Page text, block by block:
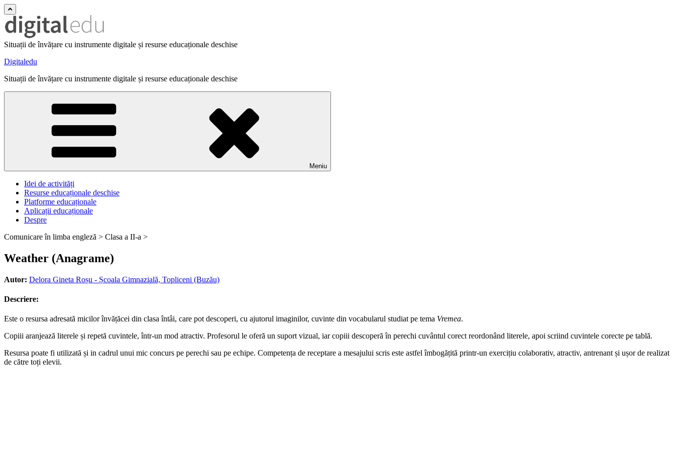
Situații de învățare cu instrumente digitale și resurse educaționale deschise
Digitaledu
Situații de învățare cu instrumente digitale și resurse educaționale deschise
Meniu
Idei de activități
Resurse educaționale deschise
Platforme educaționale
Aplicații educaționale
Despre
Comunicare în limba engleză > Clasa a II-a >
Weather (Anagrame)
Autor: Delora Gineta Roșu - Școala Gimnazială, Topliceni (Buzău)
Descriere:
Este o resursa adresată micilor învățăcei din clasa întâi, care pot descoperi, cu ajutorul imaginilor, cuvinte din vocabularul studiat pe tema Vremea.
Copiii aranjează literele și repetă cuvintele, într-un mod atractiv. Profesorul le oferă un suport vizual, iar copiii descoperă în perechi cuvântul corect reordonând literele, apoi scriind cuvintele corecte pe tablă.
Resursa poate fi utilizată și in cadrul unui mic concurs pe perechi sau pe echipe. Competența de receptare a mesajului scris este astfel îmbogățită printr-un exercițiu colaborativ, atractiv, antrenant și ușor de realizat
de către toți elevii.